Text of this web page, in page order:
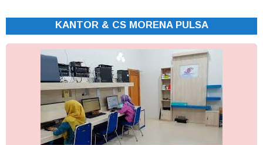
KANTOR & CS MORENA PULSA